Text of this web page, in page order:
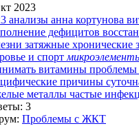
2023
анализы анна кортунова
дефицитов
затяжные хронические
и спорт
витамины проблемы
причины
металлы частые
3
Проблемы с ЖКТ